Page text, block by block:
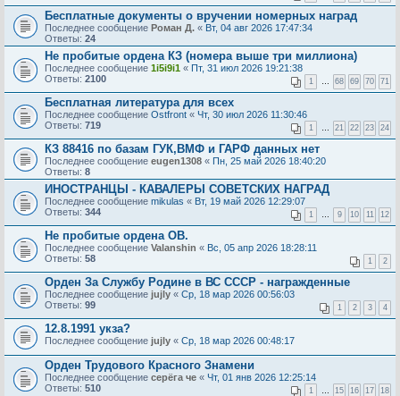
Бесплатные документы о вручении номерных наград
Последнее сообщение Роман Д. « Вт, 04 авг 2026 17:47:34
Ответы: 24
Не пробитые ордена КЗ (номера выше три миллиона)
Последнее сообщение 1i5i9i1 « Пт, 31 июл 2026 19:21:38
Ответы: 2100 1 68 69 70 71
Бесплатная литература для всех
Последнее сообщение Ostfront « Чт, 30 июл 2026 11:30:46
Ответы: 719 1 21 22 23 24
КЗ 88416 по базам ГУК,ВМФ и ГАРФ данных нет
Последнее сообщение eugen1308 « Пн, 25 май 2026 18:40:20
Ответы: 8
ИНОСТРАНЦЫ - КАВАЛЕРЫ СОВЕТСКИХ НАГРАД
Последнее сообщение mikulas « Вт, 19 май 2026 12:29:07
Ответы: 344 1 9 10 11 12
Не пробитые ордена ОВ.
Последнее сообщение Valanshin « Вс, 05 апр 2026 18:28:11
Ответы: 58 1 2
Орден За Службу Родине в ВС СССР - награжденные
Последнее сообщение jujly « Ср, 18 мар 2026 00:56:03
Ответы: 99 1 2 3 4
12.8.1991 укза?
Последнее сообщение jujly « Ср, 18 мар 2026 00:48:17
Орден Трудового Красного Знамени
Последнее сообщение серёга че « Чт, 01 янв 2026 12:25:14
Ответы: 510 1 15 16 17 18